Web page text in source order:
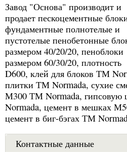
Завод "Основа" производит и
продает пескоцементные
фундаментные полнотелые и
пустотелые пенобетонные
размером 40/20/20, пеноблоки
размером 60/30/20, плотность
D600, клей для блоков ТМ
плитки ТМ Normada, сухие
М300 ТМ Normada, гипсовую
Normada, цемент в мешках
цемент в биг-бэгах ТМ
Контактные данные